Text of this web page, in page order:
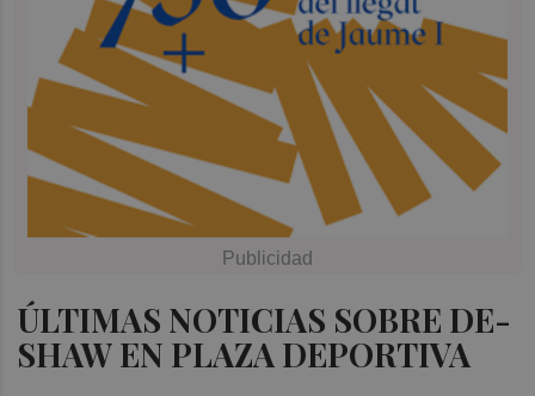
ÚLTIMAS NOTICIAS SOBRE DE-
SHAW EN PLAZA DEPORTIVA